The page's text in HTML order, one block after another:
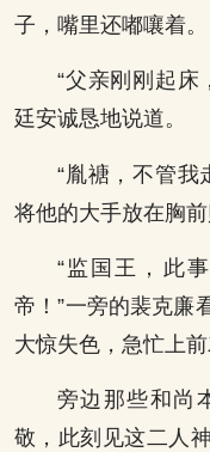
子，嘴里还嘟嚷着。
“父亲刚刚起床
廷安诚恳地说道。
“胤禟，不管我
将他的大手放在胸前
“监国王，此
帝！”一旁的裴克廉
大惊失色，急忙上前
旁边那些和尚
敬，此刻见这二人